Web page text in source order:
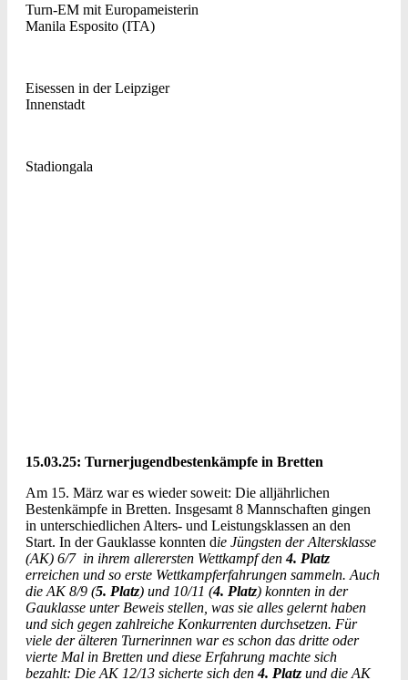
Turn-EM mit Europameisterin
Manila Esposito (ITA)
Eisessen in der Leipziger
Innenstadt
Stadiongala
15.03.25: Turnerjugendbestenkämpfe in Bretten
Am 15. März war es wieder soweit: Die alljährlichen
Bestenkämpfe in Bretten. Insgesamt 8 Mannschaften gingen
in unterschiedlichen Alters- und Leistungsklassen an den
Start. In der Gauklasse konnten die Jüngsten der Altersklasse
(AK) 6/7 in ihrem allerersten Wettkampf den4. Platz
erreichen und so erste Wettkampferfahrungen sammeln. Auch
die AK 8/9 (5. Platz) und 10/11 (4. Platz) konnten in der
Gauklasse unter Beweis stellen, was sie alles gelernt haben
und sich gegen zahlreiche Konkurrenten durchsetzen. Für
viele der älteren Turnerinnen war es schon das dritte oder
vierte Mal in Bretten und diese Erfahrung machte sich
bezahlt: Die AK 12/13 sicherte sich den4. Platz und die AK